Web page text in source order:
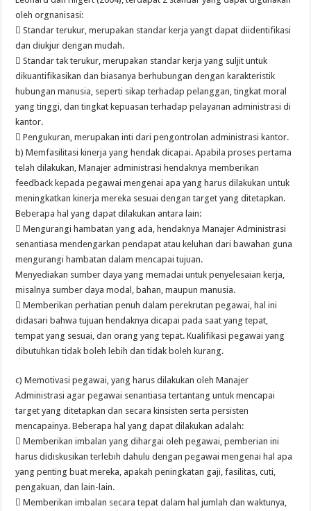
oleh orgnanisasi:
 Standar terukur, merupakan standar kerja yangt dapat diidentifikasi
dan diukjur dengan mudah.
 Standar tak terukur, merupakan standar kerja yang suljit untuk
dikuantifikasikan dan biasanya berhubungan dengan karakteristik
hubungan manusia, seperti sikap terhadap pelanggan, tingkat moral
yang tinggi, dan tingkat kepuasan terhadap pelayanan administrasi di
kantor.
 Pengukuran, merupakan inti dari pengontrolan administrasi kantor.
b) Memfasilitasi kinerja yang hendak dicapai. Apabila proses pertama
telah dilakukan, Manajer administrasi hendaknya memberikan
feedback kepada pegawai mengenai apa yang harus dilakukan untuk
meningkatkan kinerja mereka sesuai dengan target yang ditetapkan.
Beberapa hal yang dapat dilakukan antara lain:
 Mengurangi hambatan yang ada, hendaknya Manajer Administrasi
senantiasa mendengarkan pendapat atau keluhan dari bawahan guna
mengurangi hambatan dalam mencapai tujuan.
Menyediakan sumber daya yang memadai untuk penyelesaian kerja,
misalnya sumber daya modal, bahan, maupun manusia.
 Memberikan perhatian penuh dalam perekrutan pegawai, hal ini
didasari bahwa tujuan hendaknya dicapai pada saat yang tepat,
tempat yang sesuai, dan orang yang tepat. Kualifikasi pegawai yang
dibutuhkan tidak boleh lebih dan tidak boleh kurang.
c) Memotivasi pegawai, yang harus dilakukan oleh Manajer
Administrasi agar pegawai senantiasa tertantang untuk mencapai
target yang ditetapkan dan secara kinsisten serta persisten
mencapainya. Beberapa hal yang dapat dilakukan adalah:
 Memberikan imbalan yang dihargai oleh pegawai, pemberian ini
harus didiskusikan terlebih dahulu dengan pegawai mengenai hal apa
yang penting buat mereka, apakah peningkatan gaji, fasilitas, cuti,
pengakuan, dan lain-lain.
 Memberikan imbalan secara tepat dalam hal jumlah dan waktunya,